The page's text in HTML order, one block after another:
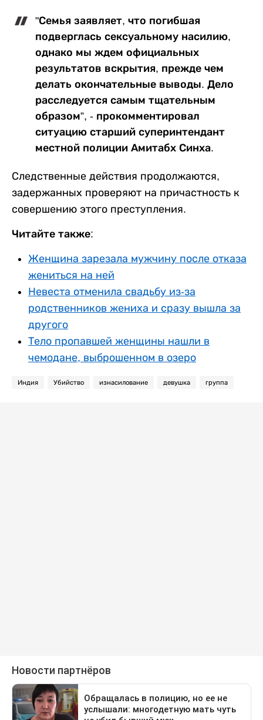
"Семья заявляет, что погибшая
подверглась сексуальному насилию,
однако мы ждем официальных
результатов вскрытия, прежде чем
делать окончательные выводы. Дело
расследуется самым тщательным
образом”, - прокомментировал
ситуацию старший суперинтендант
местной полиции Амитабх Синха.
Следственные действия продолжаются,
задержанных проверяют на причастность к
совершению этого преступления.
Читайте также:
Женщина зарезала мужчину после отказа
жениться на ней
Невеста отменила свадьбу из-за
родственников жениха и сразу вышла за
другого
Тело пропавшей женщины нашли в
чемодане, выброшенном в озеро
Индия Убийство изнасилование девушка группа